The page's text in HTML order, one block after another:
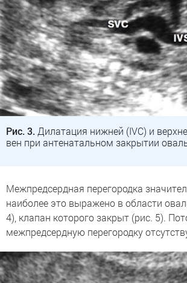
Рис. 3. Дилатация нижней (IVC) и
вен при антенатальном закрытии
Межпредсердная перегородка
наиболее это выражено в области
4), клапан которого закрыт (рис. 5).
межпредсердную перегородку